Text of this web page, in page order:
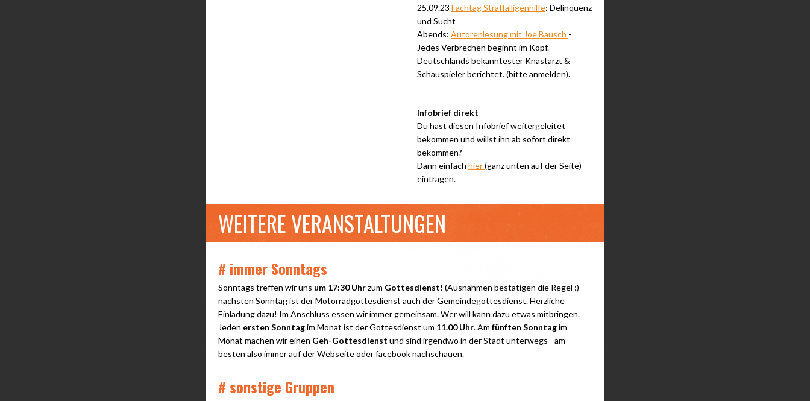
25.09.23 Fachtag Straffälligenhilfe: Delinquenz
und Sucht
Abends: Autorenlesung mit Joe Bausch -
Jedes Verbrechen beginnt im Kopf.
Deutschlands bekanntester Knastarzt &
Schauspieler berichtet. (bitte anmelden).
Infobrief direkt
Du hast diesen Infobrief weitergeleitet
bekommen und willst ihn ab sofort direkt
bekommen?
Dann einfach hier(ganz unten auf der Seite)
eintragen.
WEITERE VERANSTALTUNGEN
# immer Sonntags
Sonntags treffen wir uns um 17:30 Uhrzum Gottesdienst! (Ausnahmen bestätigen die Regel :) -
nächsten Sonntag ist der Motorradgottesdienst auch der Gemeindegottesdienst. Herzliche
Einladung dazu! Im Anschluss essen wir immer gemeinsam. Wer will kann dazu etwas mitbringen.
Jeden ersten Sonntagim Monat ist der Gottesdienst um 11.00 Uhr. Am fünften Sonntagim
Monat machen wir einen Geh-Gottesdienst und sind irgendwo in der Stadt unterwegs - am
besten also immer auf der Webseite oder facebook nachschauen.
# sonstige Gruppen